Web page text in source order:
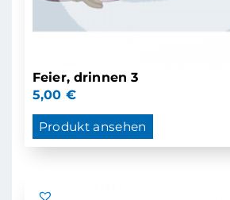
Feier, drinnen 3
5,00 €
Produkt ansehen